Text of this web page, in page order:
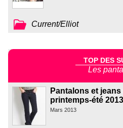
Current/Elliot
TOP DES
Les
Pantalons et
printemps-été 2013
Mars 2013